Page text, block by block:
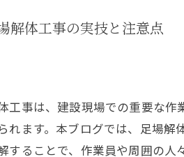
解体工事の実技と注意点
工事は、建設現場での重要な
れます。本ブログでは、足場
することで、作業員や周囲の